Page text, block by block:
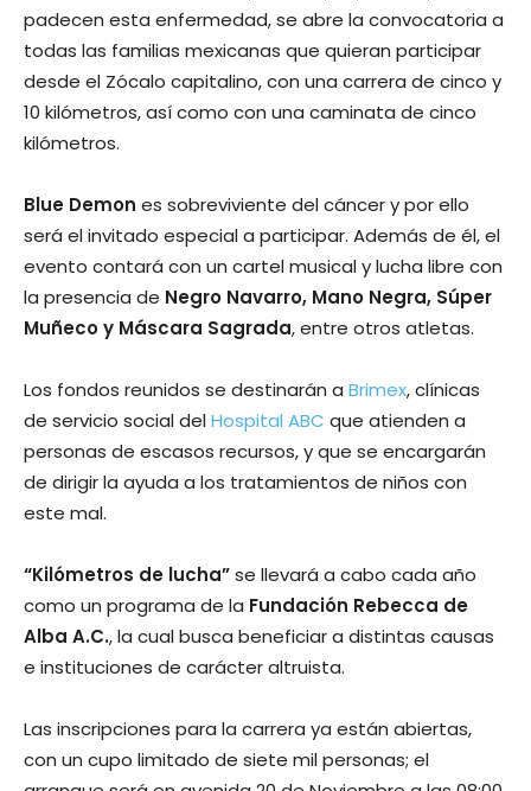
padecen esta enfermedad, se abre la convocatoria a
todas las familias mexicanas que quieran participar
desde el Zócalo capitalino, con una carrera de cinco y
10 kilómetros, así como con una caminata de cinco
kilómetros.
Blue Demon es sobreviviente del cáncer y por ello
será el invitado especial a participar. Además de él, el
evento contará con un cartel musical y lucha libre con
la presencia de Negro Navarro, Mano Negra, Súper
Muñeco y Máscara Sagrada, entre otros atletas.
Los fondos reunidos se destinarán a Brimex, clínicas
de servicio social delHospital ABC que atienden a
personas de escasos recursos, y que se encargarán
de dirigir la ayuda a los tratamientos de niños con
este mal.
“Kilómetros de lucha”se llevará a cabo cada año
como un programa de la Fundación Rebecca de
Alba A.C., la cual busca beneficiar a distintas causas
e instituciones de carácter altruista.
Las inscripciones para la carrera ya están abiertas,
con un cupo limitado de siete mil personas; el